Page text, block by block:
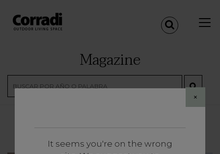
×
It seems you're on the wrong
Magazine